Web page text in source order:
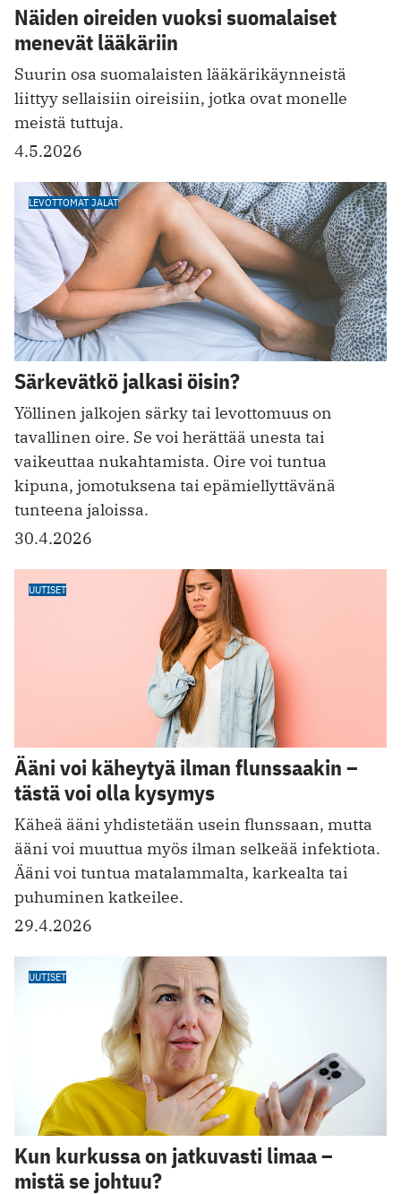
Näiden oireiden vuoksi suomalaiset
menevät lääkäriin
Suurin osa suomalaisten lääkärikäynneistä
liittyy sellaisiin oireisiin, jotka ovat monelle
meistä tuttuja.
4.5.2026
LEVOTTOMAT JALAT
Särkevätkö jalkasi öisin?
Yöllinen jalkojen särky tai levottomuus on
tavallinen oire. Se voi herättää unesta tai
vaikeuttaa nukahtamista. Oire voi tuntua
kipuna, jomotuksena tai epämiellyttävänä
tunteena jaloissa.
30.4.2026
UUTISET
Ääni voi käheytyä ilman flunssaakin –
tästä voi olla kysymys
Käheä ääni yhdistetään usein flunssaan, mutta
ääni voi muuttua myös ilman selkeää infektiota.
Ääni voi tuntua matalammalta, karkealta tai
puhuminen katkeilee.
29.4.2026
UUTISET
Kun kurkussa on jatkuvasti limaa –
mistä se johtuu?